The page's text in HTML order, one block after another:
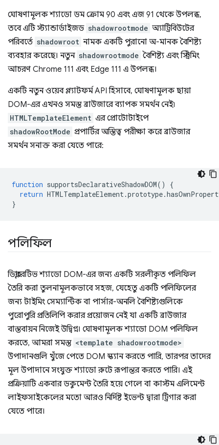
ঘোষণামূলক শ্যাডো ডম ক্রোম 90 এবং এজ 91 থেকে উপলব্ধ,
তবে এটি স্ট্যান্ডার্ডাইজড shadowrootmode অ্যাট্রিবিউটের
পরিবর্তে shadowroot নামক একটি পুরানো অ-মানক বৈশিষ্ট্য
ব্যবহার করেছে। নতুন shadowrootmode বৈশিষ্ট্য এবং স্ট্রিমিং
আচরণ Chrome 111 এবং Edge 111 এ উপলব্ধ।
একটি নতুন ওয়েব প্ল্যাটফর্ম API হিসাবে, ঘোষণামূলক ছায়া
DOM-এর এখনও সমস্ত ব্রাউজারে ব্যাপক সমর্থন নেই৷
HTMLTemplateElement এর প্রোটোটাইপে
shadowRootMode প্রপার্টির অস্তিত্ব পরীক্ষা করে ব্রাউজার
সমর্থন সনাক্ত করা যেতে পারে:
function supportsDeclarativeShadowDOM()
{
return HTMLTemplateElement.prototype.
}
পলিফিল
ডিক্লারেটিভ শ্যাডো DOM-এর জন্য একটি সরলীকৃত পলিফিল
তৈরি করা তুলনামূলকভাবে সহজ, যেহেতু একটি পলিফিলের
জন্য টাইমিং সেম্যান্টিক বা পার্সার-অনলি বৈশিষ্ট্যগুলিকে
পুরোপুরি প্রতিলিপি করার প্রয়োজন নেই যা একটি ব্রাউজার
বাস্তবায়ন নিজেই উদ্বিগ্ন। ঘোষণামূলক শ্যাডো DOM পলিফিল
করতে, আমরা সমস্ত <template shadowrootmode>
উপাদানগুলি খুঁজে পেতে DOM স্ক্যান করতে পারি, তারপর তাদের
মূল উপাদানে সংযুক্ত শ্যাডো রুটে রূপান্তর করতে পারি। এই
প্রক্রিয়াটি একবার ডকুমেন্ট তৈরি হয়ে গেলে বা কাস্টম এলিমেন্ট
লাইফসাইকেলের মতো আরও নির্দিষ্ট ইভেন্ট দ্বারা ট্রিগার করা
যেতে পারে।